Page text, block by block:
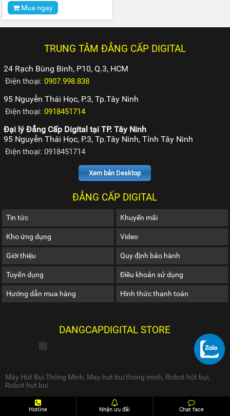
Mua ngay
TRUNG TÂM ĐẲNG CẤP DIGITAL
24 Rạch Bùng Binh, P10, Q.3, HCM
Điện thoại:0907.998.838
95 Nguyễn Thái Học, P.3, Tp.Tây Ninh
Điện thoại:0918451714
Đại lý Đẳng Cấp Digital tại TP. Tây Ninh
95 Nguyễn Thái Học, P.3, Tp.Tây Ninh, Tỉnh Tây Ninh
Điện thoại: 0918451714
Xem bản Desktop
ĐẲNG CẤP DIGITAL
Tin tức Khuyến mãi
Kho ứng dụng Video
Giới thiệu Quy định bảo hành
Tuyển dụng Điều khoản sử dụng
Hướng dẫn mua hàng Hình thức thanh toán
DANGCAPDIGITAL STORE
Máy Hút Bụi Thông Minh, May hut bui thong minh, Robot hút bụi,
Robot hut bui
Hotline Nhận ưu đãi Chat face